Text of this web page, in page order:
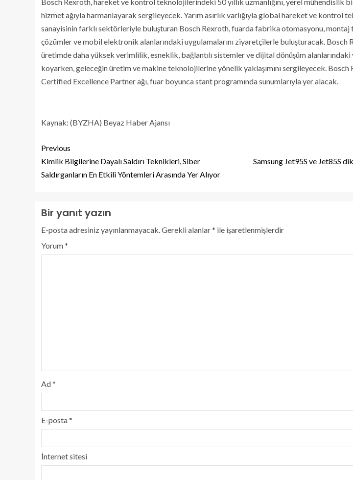
hizmet ağıyla harmanlayarak sergileyecek. Yarım asırlık varlığıyla global hareket ve kontrol
sanayisinin farklı sektörleriyle buluşturan Bosch Rexroth, fuarda fabrika otomasyonu,
çözümler ve mobil elektronik alanlarındaki uygulamalarını ziyaretçilerle buluşturacak. Bosch
üretimde daha yüksek verimlilik, esneklik, bağlantılı sistemler ve dijital dönüşüm
koyarken, geleceğin üretim ve makine teknolojilerine yönelik yaklaşımını sergileyecek. Bosch
Certified Excellence Partner ağı, fuar boyunca stant programında sunumlarıyla yer alacak.
Kaynak: (BYZHA) Beyaz Haber Ajansı
Previous
Kimlik Bilgilerine Dayalı Saldırı Teknikleri, Siber
Saldırganların En Etkili Yöntemleri Arasında Yer Alıyor
Samsung Jet95S ve Jet85S
Bir yanıt yazın
E-posta adresiniz yayınlanmayacak.Gerekli alanlar* ile işaretlenmişlerdir
Yorum*
Ad*
E-posta*
İnternet sitesi